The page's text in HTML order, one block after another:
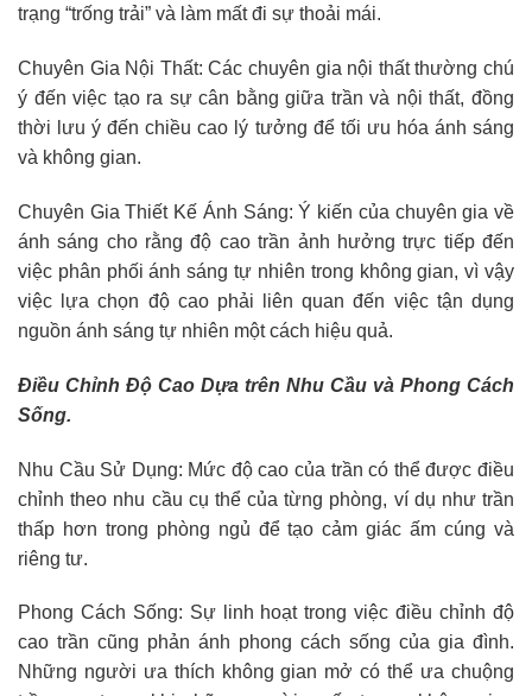
trạng “trống trải” và làm mất đi sự thoải mái.
Chuyên Gia Nội Thất: Các chuyên gia nội thất thường chú
ý đến việc tạo ra sự cân bằng giữa trần và nội thất, đồng
thời lưu ý đến chiều cao lý tưởng để tối ưu hóa ánh sáng
và không gian.
Chuyên Gia Thiết Kế Ánh Sáng: Ý kiến của chuyên gia về
ánh sáng cho rằng độ cao trần ảnh hưởng trực tiếp đến
việc phân phối ánh sáng tự nhiên trong không gian, vì vậy
việc lựa chọn độ cao phải liên quan đến việc tận dụng
nguồn ánh sáng tự nhiên một cách hiệu quả.
Điều Chỉnh Độ Cao Dựa trên Nhu Cầu và Phong Cách
Sống.
Nhu Cầu Sử Dụng: Mức độ cao của trần có thể được điều
chỉnh theo nhu cầu cụ thể của từng phòng, ví dụ như trần
thấp hơn trong phòng ngủ để tạo cảm giác ấm cúng và
riêng tư.
Phong Cách Sống: Sự linh hoạt trong việc điều chỉnh độ
cao trần cũng phản ánh phong cách sống của gia đình.
Những người ưa thích không gian mở có thể ưa chuộng